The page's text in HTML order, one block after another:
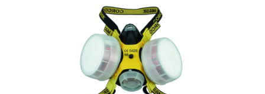
Bildergalerie überspringen